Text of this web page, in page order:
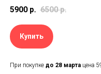
5900 р. 6500 р.
Купить
При покупке до 28 марта цена